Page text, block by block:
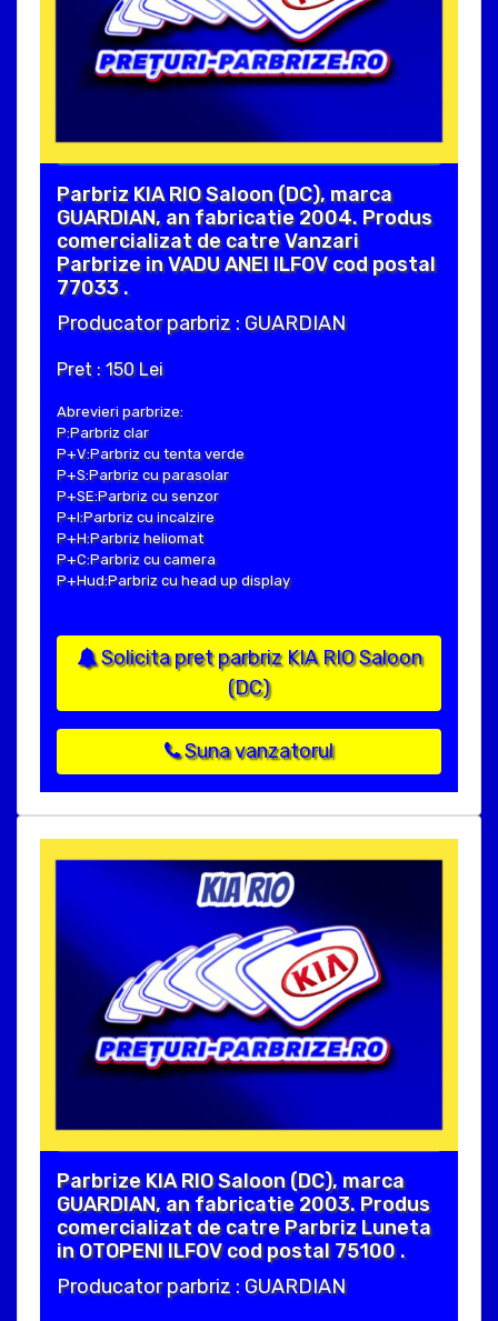
Parbriz KIA RIO Saloon (DC), marca
GUARDIAN, an fabricatie 2004. Produs
comercializat de catre Vanzari
Parbrize in VADU ANEI ILFOV cod postal
77033 .
Producator parbriz : GUARDIAN
Pret : 150 Lei
Abrevieri parbrize:
P:Parbriz clar
P+V:Parbriz cu tenta verde
P+S:Parbriz cu parasolar
P+SE:Parbriz cu senzor
P+I:Parbriz cu incalzire
P+H:Parbriz heliomat
P+C:Parbriz cu camera
P+Hud:Parbriz cu head up display
Solicita pret parbriz KIA RIO Saloon
(DC)
Suna vanzatorul
Parbrize KIA RIO Saloon (DC), marca
GUARDIAN, an fabricatie 2003. Produs
comercializat de catre Parbriz Luneta
in OTOPENI ILFOV cod postal 75100 .
Producator parbriz : GUARDIAN